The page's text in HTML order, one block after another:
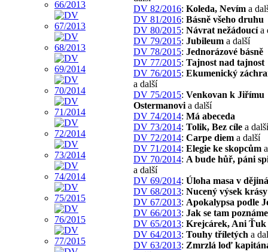
DV 82/2016: Koleda, Nevím a
DV 81/2016: Básně všeho druhu
DV 80/2015: Návrat nežádoucía
DV 79/2015: Jubileum a další
DV 78/2015: Jednorázové básně
DV 77/2015: Tajnost nad tajnost
DV 76/2015: Ekumenický
a další
DV 75/2015: Venkovan k Jiřímu
Ostermanovi a další
DV 74/2014: Má abeceda
DV 73/2014: Tolik, Bez cíle a další
DV 72/2014: Carpe diem a další
DV 71/2014: Elegie ke skopcům
DV 70/2014: A bude hůř, páni
a další
DV 69/2014: Úloha masa v
DV 68/2013: Nucený výsek krásy
DV 67/2013: Apokalypsa podle
DV 66/2013: Jak se tam
DV 65/2013: Krejcárek, Ani Ťuk
DV 64/2013: Touhy tříletých a
DV 63/2013: Zmrzlá loď